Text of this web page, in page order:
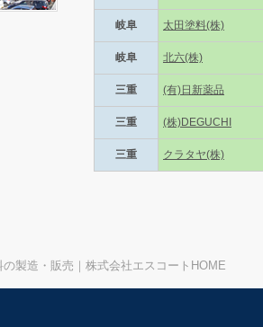
岐阜 太田塗料(株)
岐阜 北六(株)
三重 (有)日新薬品
三重 (株)DEGUCHI
三重 クラタヤ(株)
製造・販売｜株式会社エスコートHOME